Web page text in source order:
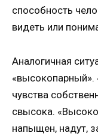
способность
видеть или
Аналогичная
чувства
свысока.
напыщен, надут,